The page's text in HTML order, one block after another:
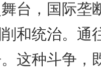
台，国际垄
和统治。通
这种斗争，